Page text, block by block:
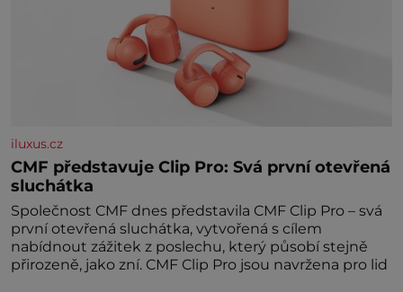
iluxus.cz
CMF představuje Clip Pro: Svá první otevřená
sluchátka
Společnost CMF dnes představila CMF Clip Pro – svá
první otevřená sluchátka, vytvořená s cílem
nabídnout zážitek z poslechu, který působí stejně
přirozeně, jako zní. CMF Clip Pro jsou navržena pro lid